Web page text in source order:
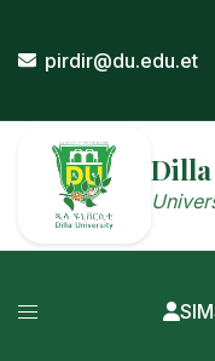
content
pirdir@du.edu.et